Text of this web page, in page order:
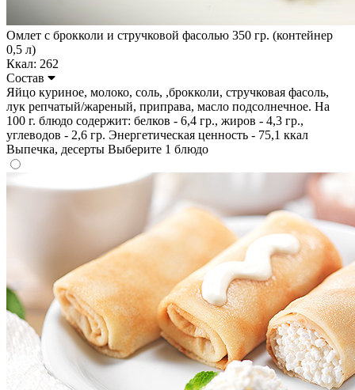
Омлет с брокколи и стручковой фасолью 350 гр. (контейнер
0,5 л)
Ккал: 262
Состав
Яйцо куриное, молоко, соль, ,брокколи, стручковая фасоль,
лук репчатый/жареный, приправа, масло подсолнечное. На
100 г. блюдо содержит: белков - 6,4 гр., жиров - 4,3 гр.,
углеводов - 2,6 гр. Энергетическая ценность - 75,1 ккал
Выпечка, десерты Выберите 1 блюдо